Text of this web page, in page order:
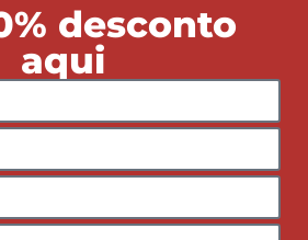
desconto
aqui